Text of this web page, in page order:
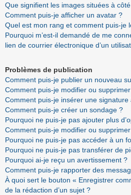
Que signifient les images situées à
Comment puis-je afficher un avatar ?
Quel est mon rang et comment puis-je
Pourquoi m’est-il demandé de me
lien de courrier électronique d’un
Problèmes de publication
Comment puis-je publier un nouveau
Comment puis-je modifier ou
Comment puis-je insérer une
Comment puis-je créer un sondage ?
Pourquoi ne puis-je pas ajouter plus
Comment puis-je modifier ou
Pourquoi ne puis-je pas accéder à un
Pourquoi ne puis-je pas transférer de
Pourquoi ai-je reçu un avertissement ?
Comment puis-je rapporter des
À quoi sert le bouton « Enregistrer
de la rédaction d’un sujet ?